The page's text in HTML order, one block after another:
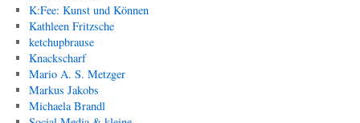
K:Fee: Kunst und Können
Kathleen Fritzsche
ketchupbrause
Knackscharf
Mario A. S. Metzger
Markus Jakobs
Michaela Brandl